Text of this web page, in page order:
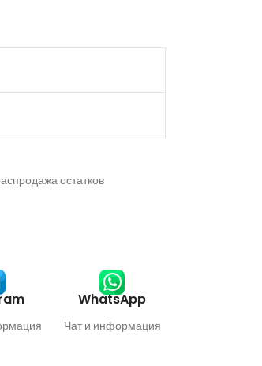
остатков
WhatsApp
Чат и информация